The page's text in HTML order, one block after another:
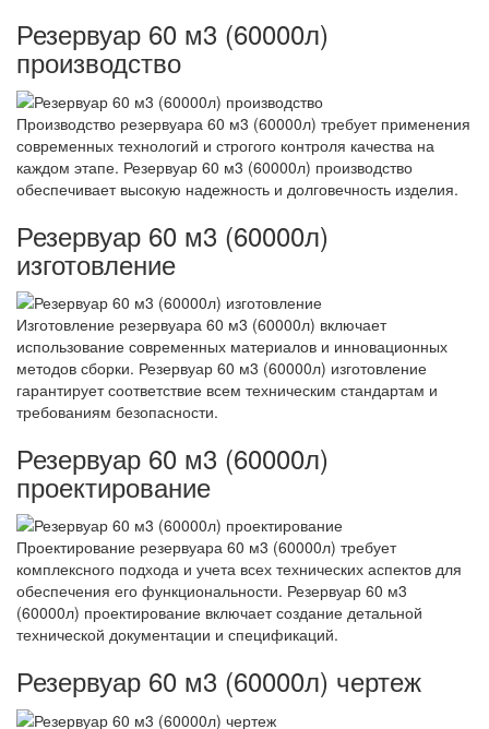
Резервуар 60 м3 (60000л)
производство
Производство резервуара 60 м3 (60000л) требует применения
современных технологий и строгого контроля качества на
каждом этапе. Резервуар 60 м3 (60000л) производство
обеспечивает высокую надежность и долговечность изделия.
Резервуар 60 м3 (60000л)
изготовление
Изготовление резервуара 60 м3 (60000л) включает
использование современных материалов и инновационных
методов сборки. Резервуар 60 м3 (60000л) изготовление
гарантирует соответствие всем техническим стандартам и
требованиям безопасности.
Резервуар 60 м3 (60000л)
проектирование
Проектирование резервуара 60 м3 (60000л) требует
комплексного подхода и учета всех технических аспектов для
обеспечения его функциональности. Резервуар 60 м3
(60000л) проектирование включает создание детальной
технической документации и спецификаций.
Резервуар 60 м3 (60000л) чертеж